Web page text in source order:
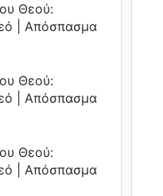
Θεού:
| Απόσπασμα
Θεού:
| Απόσπασμα
Θεού:
| Απόσπασμα